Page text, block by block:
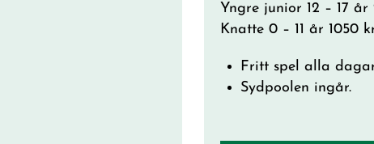
Yngre junior 12 – 17
Knatte 0 – 11 år 1050
Fritt spel alla
Sydpoolen ingår.